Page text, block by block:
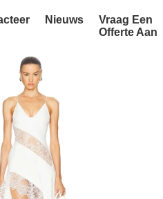
Nieuws
Vraag Een
Offerte Aan